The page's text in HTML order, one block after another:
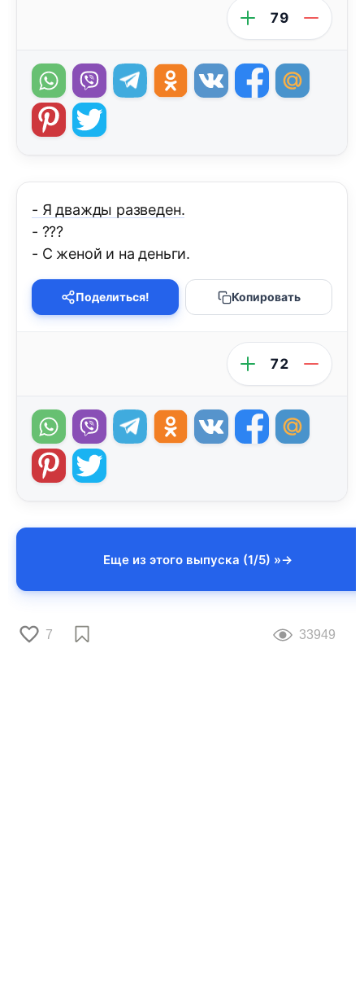
79
- Я дважды разведен.
- ???
- С женой и на деньги.
Поделиться! Копировать
72
Еще из этого выпуска (1/5) »
7 33949